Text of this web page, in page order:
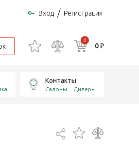
Вход / Регистрация
0
0 ₽
Контакты
Салоны Дилеры